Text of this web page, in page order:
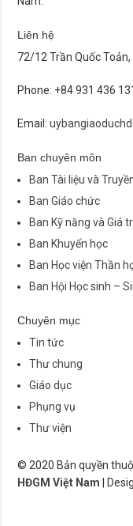
Liên hệ
72/12 Trần Quốc Toản,
Phone: +84 931 436
Email:
Ban chuyên môn
Ban Tài liệu và
Ban Giáo chức
Ban Kỹ năng và Giá
Ban Khuyến học
Ban Học viện Thần
Ban Hội Học sinh –
Chuyên mục
Tin tức
Thư chung
Giáo dục
Phụng vụ
Thư viện
© 2020 Bản quyền
HĐGM Việt Nam |